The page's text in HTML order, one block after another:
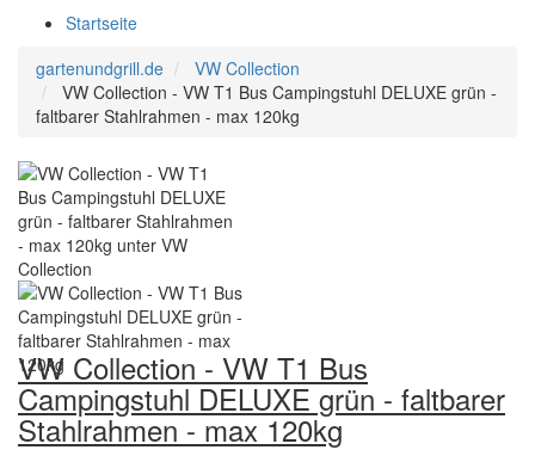
Startseite
gartenundgrill.de
VW Collection
VW Collection - VW T1 Bus Campingstuhl DELUXE grün -
faltbarer Stahlrahmen - max 120kg
VW Collection - VW T1 Bus
Campingstuhl DELUXE grün - faltbarer
Stahlrahmen - max 120kg